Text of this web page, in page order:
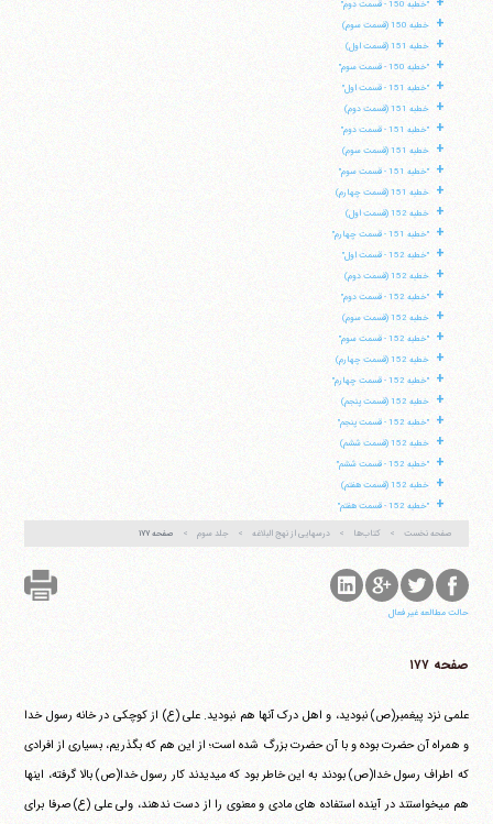
"خطبه 150 - قسمت دوم"
+ خطبه 150 (قسمت سوم)
+ خطبه 151 (قسمت اول)
+ "خطبه 150 - قسمت سوم"
+ "خطبه 151 - قسمت اول"
+ خطبه 151 (قسمت دوم)
+ "خطبه 151 - قسمت دوم"
+ خطبه 151 (قسمت سوم)
+ "خطبه 151 - قسمت سوم"
+ خطبه 151 (قسمت چهارم)
+ خطبه 152 (قسمت اول)
+ "خطبه 151 - قسمت چهارم"
+ "خطبه 152 - قسمت اول"
+ خطبه 152 (قسمت دوم)
+ "خطبه 152 - قسمت دوم"
+ خطبه 152 (قسمت سوم)
+ "خطبه 152 - قسمت سوم"
+ خطبه 152 (قسمت چهارم)
+ "خطبه 152 - قسمت چهارم"
+ خطبه 152 (قسمت پنجم)
+ "خطبه 152 - قسمت پنجم"
+ خطبه 152 (قسمت ششم)
+ "خطبه 152 - قسمت ششم"
+ خطبه 152 (قسمت هفتم)
+ "خطبه 152 - قسمت هفتم"
صفحه نخست کتاب‌ها درسهایی از نهج البلاغه جلد سوم صفحه ۱۷۷
حالت مطالعه غیر فعال
صفحه ۱۷۷
علمی نزد پیغمبر(ص) نبودید، و اهل درک آنها هم نبودید. علی (ع) از کوچکی در خانه رسول خدا
و همراه آن حضرت بوده و با آن حضرت بزرگ شده است؛ از این هم که بگذریم، بسیاری از افرادی
که اطراف رسول خدا(ص) بودند به این خاطر بود که می‎دیدند کار رسول خدا(ص) بالا گرفته، اینها
هم می‎خواستند در آینده استفاده های مادی و معنوی را از دست ندهند، ولی علی (ع) صرفا برای